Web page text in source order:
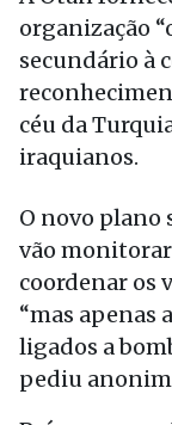
organização
secundário à
céu da
iraquianos.
O novo plano
vão
coordenar os
“mas apenas
ligados a
pediu